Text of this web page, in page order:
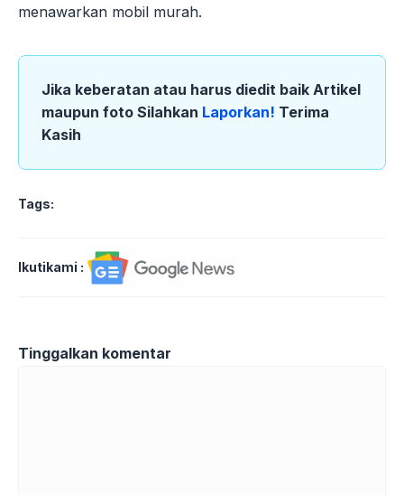
menawarkan mobil murah.
Jika keberatan atau harus diedit baik Artikel
maupun foto Silahkan Laporkan! Terima
Kasih
Tags:
Ikutikami :
Tinggalkan komentar